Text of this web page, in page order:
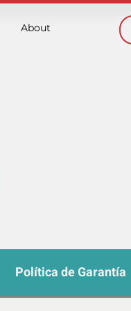
About
Política de Garantía